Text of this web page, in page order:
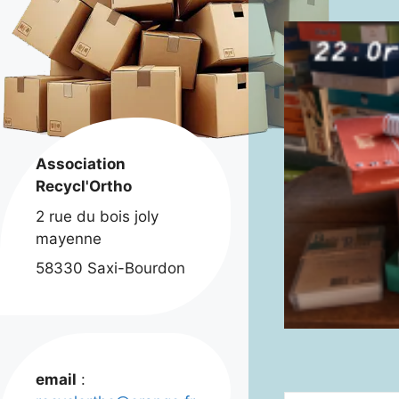
Association
Recycl'Ortho
2 rue du bois joly
mayenne
58330 Saxi-Bourdon
email :